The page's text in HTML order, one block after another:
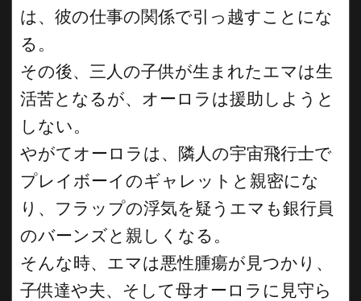
は、彼の仕事の関係で引っ越すことにな
る。
その後、三人の子供が生まれたエマは生
活苦となるが、オーロラは援助しようと
しない。
やがてオーロラは、隣人の宇宙飛行士で
プレイボーイのギャレットと親密にな
り、フラップの浮気を疑うエマも銀行員
のバーンズと親しくなる。
そんな時、エマは悪性腫瘍が見つかり、
子供達や夫、そして母オーロラに見守ら